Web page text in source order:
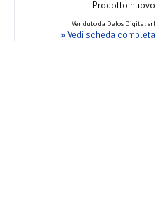
Prodotto nuovo
Venduto da Delos Digital srl
» Vedi scheda completa